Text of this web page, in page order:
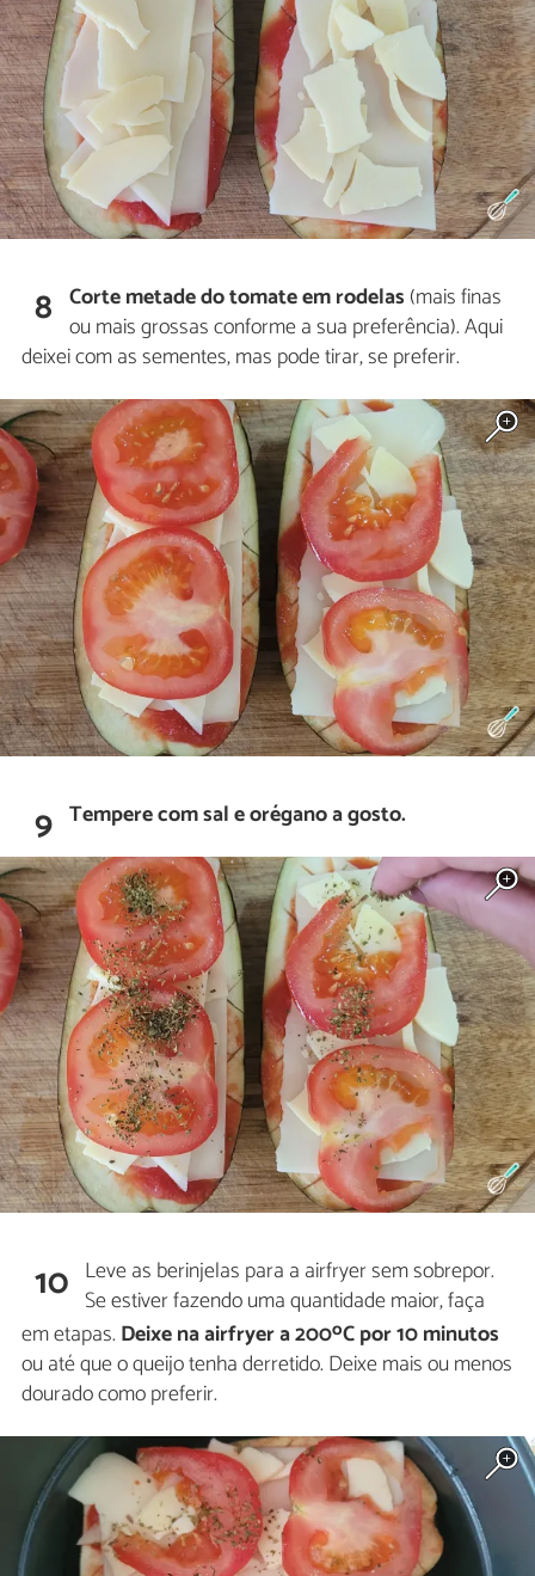
8 Corte metade do tomate em rodelas (mais finas
ou mais grossas conforme a sua preferência). Aqui
deixei com as sementes, mas pode tirar, se preferir.
9 Tempere com sal e orégano a gosto.
10 Leve as berinjelas para a airfryer sem sobrepor.
Se estiver fazendo uma quantidade maior, faça
em etapas. Deixe na airfryer a 200oC por 10 minutos
ou até que o queijo tenha derretido. Deixe mais ou menos
dourado como preferir.